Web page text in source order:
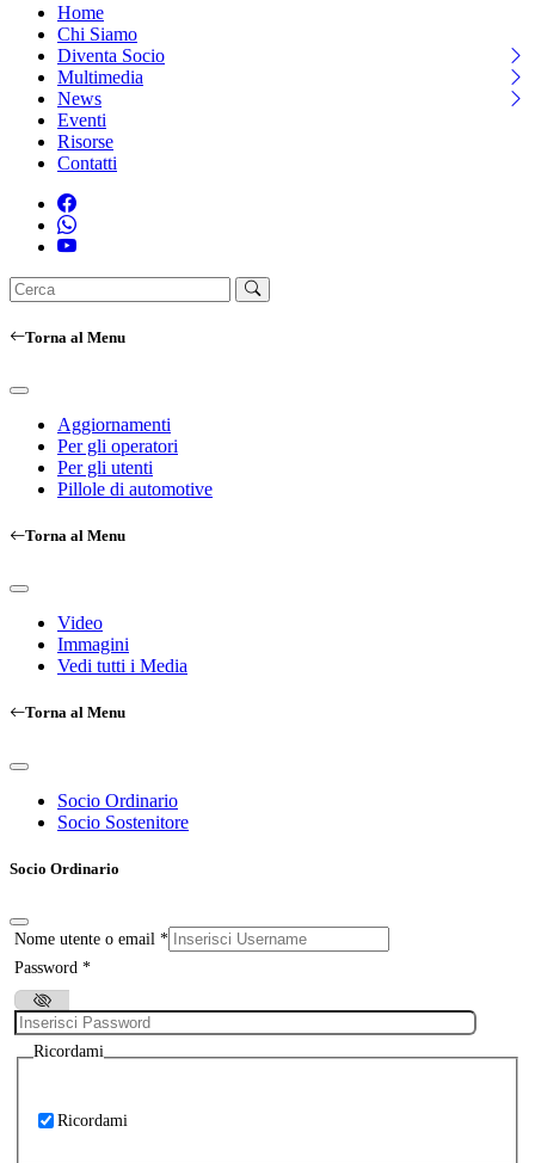
Home
Chi Siamo
Diventa Socio
Multimedia
News
Eventi
Risorse
Contatti
Torna al Menu
Aggiornamenti
Per gli operatori
Per gli utenti
Pillole di automotive
Torna al Menu
Video
Immagini
Vedi tutti i Media
Torna al Menu
Socio Ordinario
Socio Sostenitore
Socio Ordinario
Nome utente o email *
Password *
Ricordami
Ricordami